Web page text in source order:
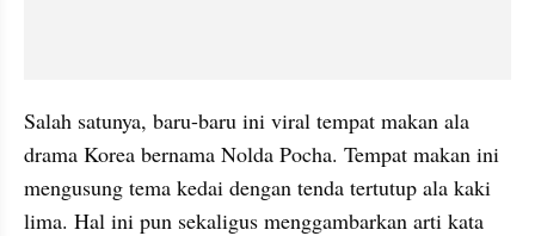
Salah satunya, baru-baru ini viral tempat makan ala
drama Korea bernama Nolda Pocha. Tempat makan ini
mengusung tema kedai dengan tenda tertutup ala kaki
lima. Hal ini pun sekaligus menggambarkan arti kata